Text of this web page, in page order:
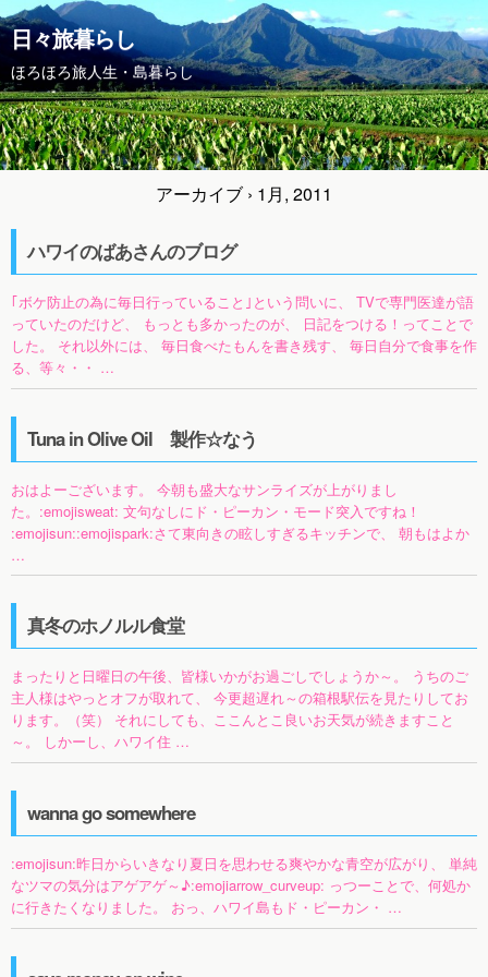
日々旅暮らし
ほろほろ旅人生・島暮らし
アーカイブ › 1月, 2011
ハワイのばあさんのブログ
｢ボケ防止の為に毎日行っていること｣という問いに、 TVで専門医達が語
っていたのだけど、 もっとも多かったのが、 日記をつける！ってことで
した。 それ以外には、 毎日食べたもんを書き残す、 毎日自分で食事を作
る、等々・・ …
Tuna in Olive Oil 製作☆なう
おはよーございます。 今朝も盛大なサンライズが上がりまし
た。:emojisweat: 文句なしにド・ピーカン・モード突入ですね！
:emojisun::emojispark:さて東向きの眩しすぎるキッチンで、 朝もはよか
…
真冬のホノルル食堂
まったりと日曜日の午後、皆様いかがお過ごしでしょうか～。 うちのご
主人様はやっとオフが取れて、 今更超遅れ～の箱根駅伝を見たりしてお
ります。（笑） それにしても、ここんとこ良いお天気が続きますこと
～。 しかーし、ハワイ住 …
wanna go somewhere
:emojisun:昨日からいきなり夏日を思わせる爽やかな青空が広がり、 単純
なツマの気分はアゲアゲ～♪:emojiarrow_curveup: っつーことで、何処か
に行きたくなりました。 おっ、ハワイ島もド・ピーカン・ …